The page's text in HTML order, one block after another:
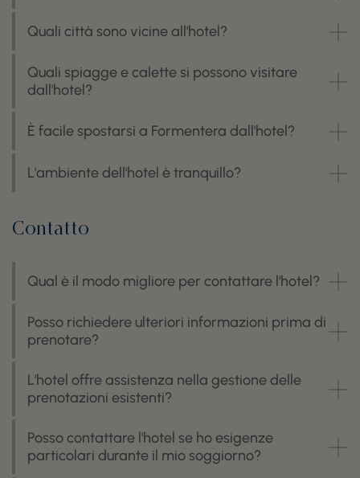
Quali città sono vicine all'hotel?
Quali spiagge e calette si possono visitare
dall'hotel?
È facile spostarsi a Formentera dall'hotel?
L'ambiente dell'hotel è tranquillo?
Contatto
Qual è il modo migliore per contattare l'hotel?
Posso richiedere ulteriori informazioni prima di
prenotare?
L'hotel offre assistenza nella gestione delle
prenotazioni esistenti?
Posso contattare l'hotel se ho esigenze
particolari durante il mio soggiorno?